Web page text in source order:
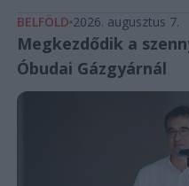
BELFÖLD 2026. augusztus 7.
Megkezdődik a
Óbudai Gázgyárnál